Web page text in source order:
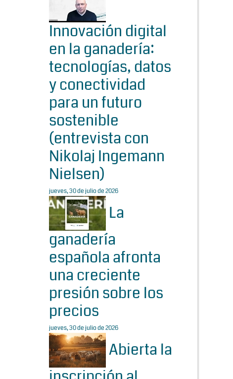
Innovación digital
en la ganadería:
tecnologías, datos
y conectividad
para un futuro
sostenible
(entrevista con
Nikolaj Ingemann
Nielsen)
jueves, 30 de julio de 2026
La
ganadería
española afronta
una creciente
presión sobre los
precios
jueves, 30 de julio de 2026
Abierta la